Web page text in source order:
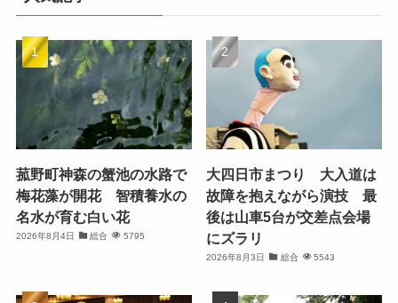
菰野町神森の蟹池の水路で
梅花藻が開花 智積養水の
名水が育む白い花
2026年8月4日 総合 5795
大四日市まつり 大入道は
故障を抱えながら演技 最
後は山車5台が交差点会場
にズラリ
2026年8月3日 総合 5543